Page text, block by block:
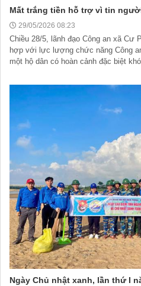
Mất trắng tiền hỗ trợ vì tin
29/05/2026 08:23
Chiều 28/5, lãnh đạo Công an xã Cư
hợp với lực lượng chức năng Công
một hộ dân có hoàn cảnh đặc biệt
Ngày Chủ nhật xanh, lần thứ I